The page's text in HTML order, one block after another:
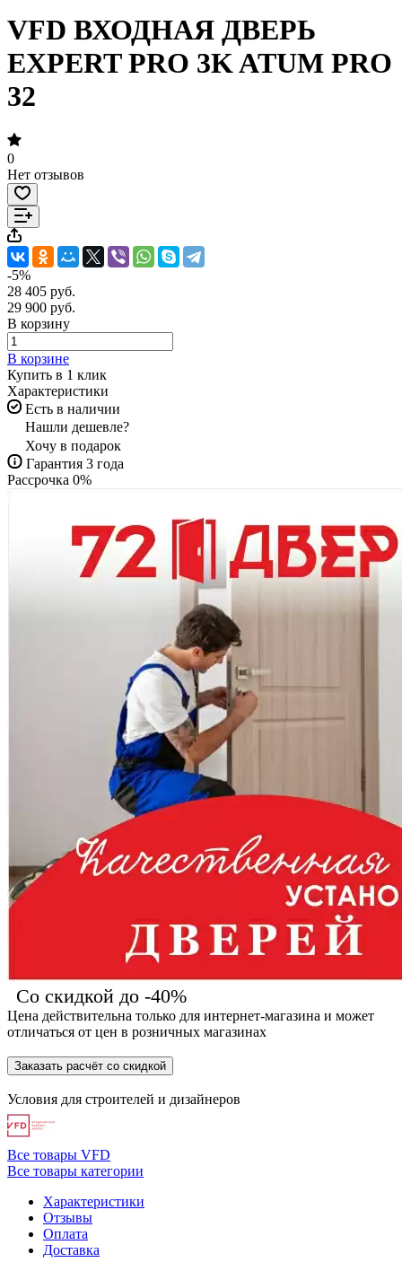
VFD ВХОДНАЯ ДВЕРЬ
EXPERT PRO 3K ATUM PRO
32
0
Нет отзывов
-5%
28 405 руб.
29 900 руб.
В корзину
В корзине
Купить в 1 клик
Характеристики
Есть в наличии
Нашли дешевле?
Хочу в подарок
Гарантия 3 года
Рассрочка 0%
Со скидкой до -40%
Цена действительна только для интернет-магазина и может
отличаться от цен в розничных магазинах
Заказать расчёт со скидкой
Условия для строителей и дизайнеров
Все товары VFD
Все товары категории
Характеристики
Отзывы
Оплата
Доставка